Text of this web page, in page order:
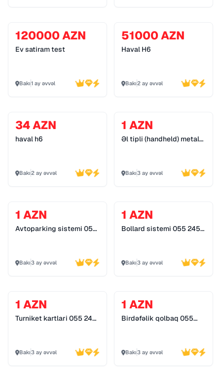
120000 AZN
Ev satiram test
Bakı1 ay əvvəl
51000 AZN
Haval H6
Bakı2 ay əvvəl
34 AZN
haval h6
Bakı2 ay əvvəl
1 AZN
Əl tipli (handheld) metal
Bakı3 ay əvvəl
1 AZN
Avtoparking sistemi 055
Bakı3 ay əvvəl
1 AZN
Bollard sistemi 055 245
Bakı3 ay əvvəl
1 AZN
Turniket kartlari 055 245
Bakı3 ay əvvəl
1 AZN
Birdəfəlik qolbaq 055
Bakı3 ay əvvəl